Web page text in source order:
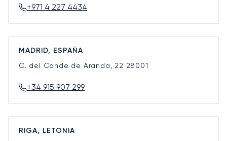
+971 4 227 4434
MADRID, ESPAÑA
C. del Conde de Aranda, 22 28001
+34 915 907 299
RIGA, LETONIA